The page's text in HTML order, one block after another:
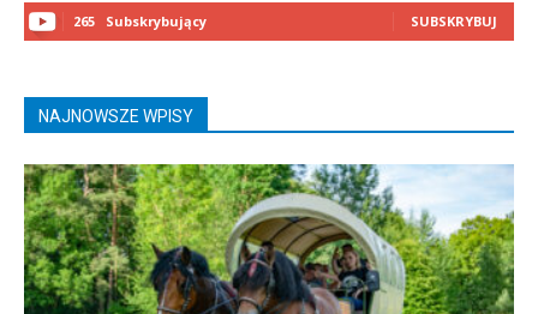
265 Subskrybujący SUBSKRYBUJ
NAJNOWSZE WPISY